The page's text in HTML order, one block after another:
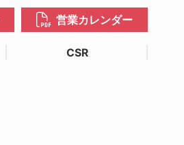
CSR
営業カレンダー